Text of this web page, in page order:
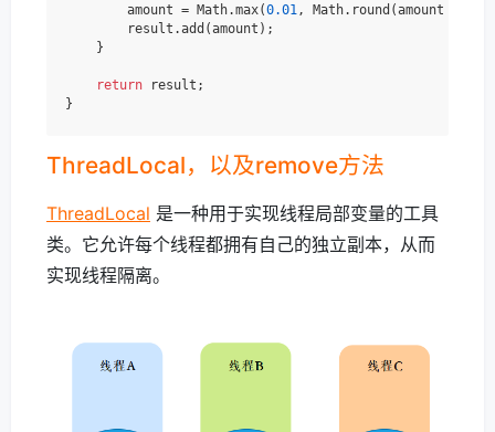
        amount = Math.max(
0.01 , Math.round(amount *
        result.add(amount);
    }
return result;
ThreadLocal，以及remove方法
ThreadLocal 是一种用于实现线程局部变量的工具
类。它允许每个线程都拥有自己的独立副本，从而
实现线程隔离。